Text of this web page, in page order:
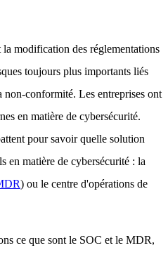
modification des réglementations
toujours plus importants liés
non-conformité. Les entreprises ont
en matière de cybersécurité.
pour savoir quelle solution
en matière de cybersécurité : la
) ou le centre d'opérations de
ce que sont le SOC et le MDR,